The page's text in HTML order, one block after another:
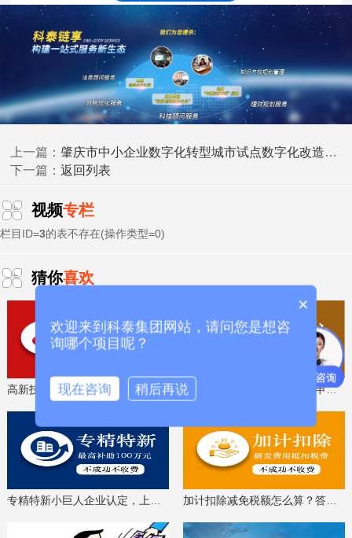
科泰集团(https://www.gdktzx.com/)成立17年来，致力于
提供高新技术企业认定、名优高新技术产品
中心认定、省市企业技术中心认定、省市工业设计中心认
定、省市重点实验室认定、新型研发机构认定、专精特新中
小企业、专精特新“小巨人”、制造业单项冠军、专利软著申
业评价入库、创新创业大赛、专利奖、科学技术奖、科技成
果评价 、科技成果转化
上一篇： 肇庆市中小企业数字化转型城市试点数字化改造项目资金计划（2025年已启动验收项目）下达
下一篇：返回列表
视频专栏
栏目ID=3的表不存在(操作类型=0)
猜你喜欢
高新技术企业认定，免费评估，通过后再收费 省工程技术研究中心，专业申报、指导培训
加计扣除减免税额怎么算？答疑解惑、咨询培训
×
欢迎来到科泰集团网站，请问您是想咨
询哪个项目呢？
现在咨询 稍后再说